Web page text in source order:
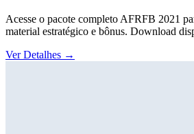
Acesse o pacote completo AFRFB 2021
material estratégico e bônus. Download
Ver Detalhes →